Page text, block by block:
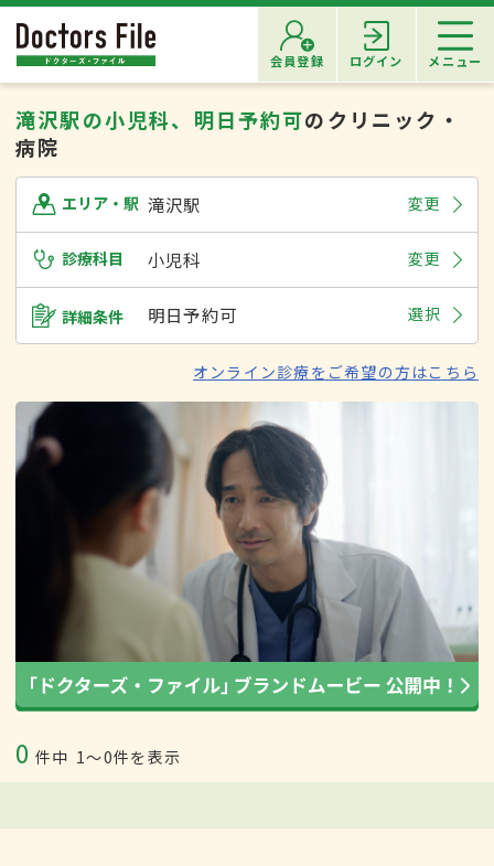
会員登録 ログイン メニュー
滝沢駅の小児科、明日予約可のクリニック・
病院
エリア・駅 滝沢駅 変更
診療科目 小児科 変更
詳細条件 明日予約可 選択
オンライン診療をご希望の方はこちら
0 件中 1〜0件を表示